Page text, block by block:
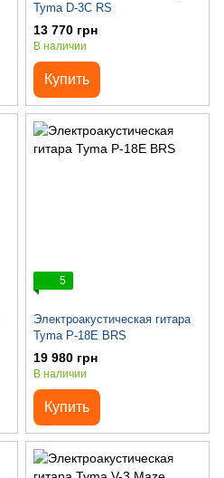
Tyma D-3C RS
13 770 грн
В наличии
Купить
5
Электроакустическая гитара
Tyma P-18E BRS
19 980 грн
В наличии
Купить